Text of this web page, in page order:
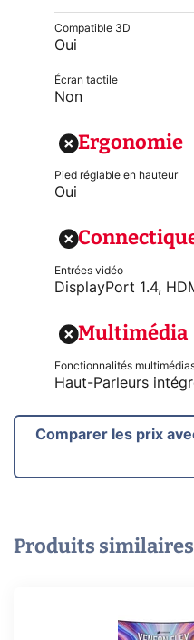
Compatible 3D
Oui
Écran tactile
Non
Ergonomie
Pied réglable en hauteur
Oui
Entrées vidéo
DisplayPort 1.4,
Multimédia
Fonctionnalités
Haut-Parleurs
Comparer les prix
Produits similaires